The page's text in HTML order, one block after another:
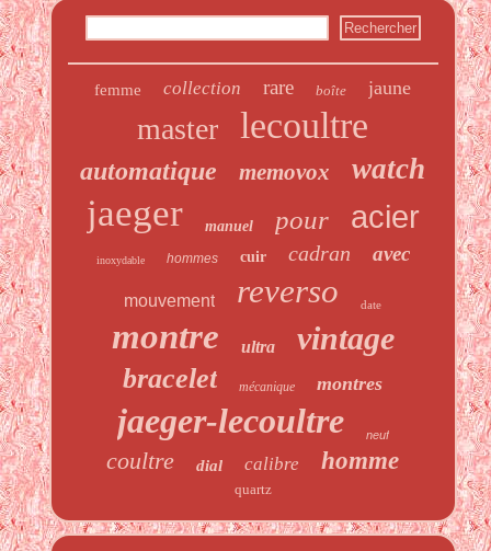
femme collection rare boîte jaune
master lecoultre
automatique memovox watch
jaeger manuel pour acier
inoxydable hommes cuir cadran avec
mouvement reverso date
montre ultra vintage
bracelet mécanique montres
jaeger-lecoultre neuf
coultre dial calibre homme
quartz